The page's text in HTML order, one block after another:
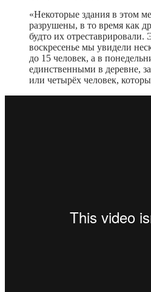
«Некоторые здания в этом
разрушены, в то время как
будто их отреставрировали.
воскресенье мы увидели
до 15 человек, а в
единственными в деревне,
или четырёх человек,